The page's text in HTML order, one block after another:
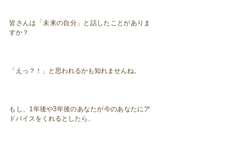
皆さんは「未来の自分」と話したことがありま
すか？
「えっ？！」と思われるかも知れませんね。
もし、1年後や3年後のあなたが今のあなたにア
ドバイスをくれるとしたら、